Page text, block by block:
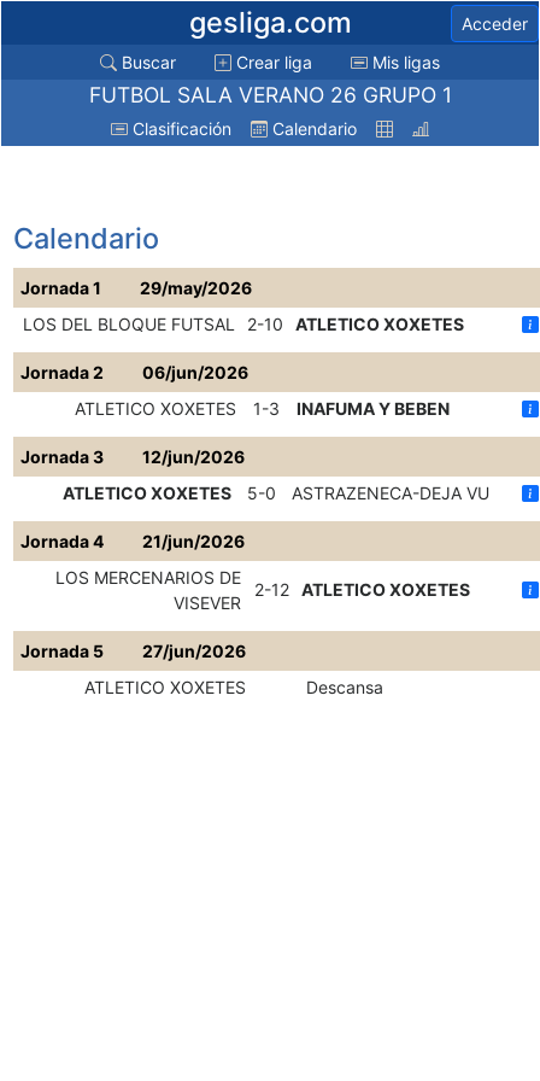
gesliga.com
Acceder
Buscar
Crear liga Mis ligas
FUTBOL SALA VERANO 26 GRUPO 1
Clasificación Calendario
Calendario
Jornada 1
29/may/2026
LOS DEL BLOQUE FUTSAL
2-10 ATLETICO XOXETES
Jornada 2
06/jun/2026
ATLETICO XOXETES
1-3 INAFUMA Y BEBEN
Jornada 3
12/jun/2026
ATLETICO XOXETES
5-0 ASTRAZENECA-DEJA VU
Jornada 4
21/jun/2026
LOS MERCENARIOS DE
VISEVER
2-12 ATLETICO XOXETES
Jornada 5
27/jun/2026
ATLETICO XOXETES
Descansa